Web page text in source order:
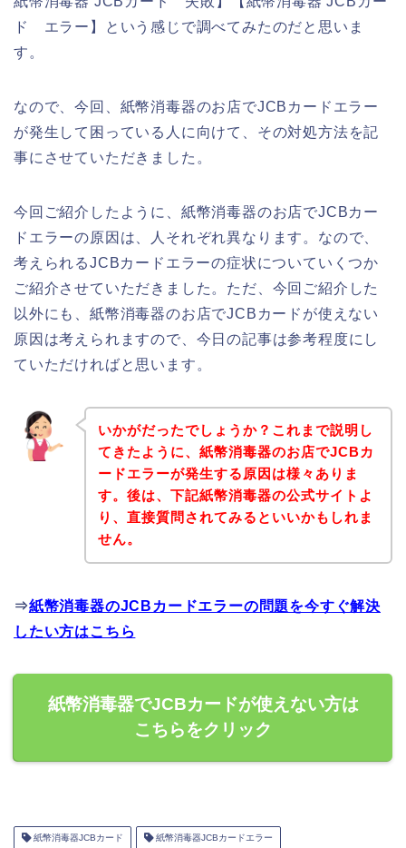
ド エラー】という感じで調べてみたのだと思いま
す。
なので、今回、紙幣消毒器のお店でJCBカードエラー
が発生して困っている人に向けて、その対処方法を記
事にさせていただきました。
今回ご紹介したように、紙幣消毒器のお店でJCBカー
ドエラーの原因は、人それぞれ異なります。なので、
考えられるJCBカードエラーの症状についていくつか
ご紹介させていただきました。ただ、今回ご紹介した
以外にも、紙幣消毒器のお店でJCBカードが使えない
原因は考えられますので、今日の記事は参考程度にし
ていただければと思います。
いかがだったでしょうか？これまで説明し
てきたように、紙幣消毒器のお店でJCBカ
ードエラーが発生する原因は様々ありま
す。後は、下記紙幣消毒器の公式サイトよ
り、直接質問されてみるといいかもしれま
せん。
⇒紙幣消毒器のJCBカードエラーの問題を今すぐ解決
したい方はこちら
紙幣消毒器でJCBカードが使えない方は
こちらをクリック
紙幣消毒器JCBカード 紙幣消毒器JCBカードエラー